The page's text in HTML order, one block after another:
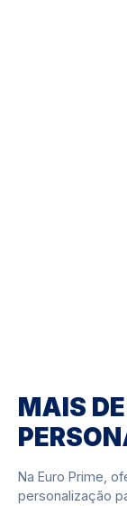
MAIS
Na Euro Prime,
personalização